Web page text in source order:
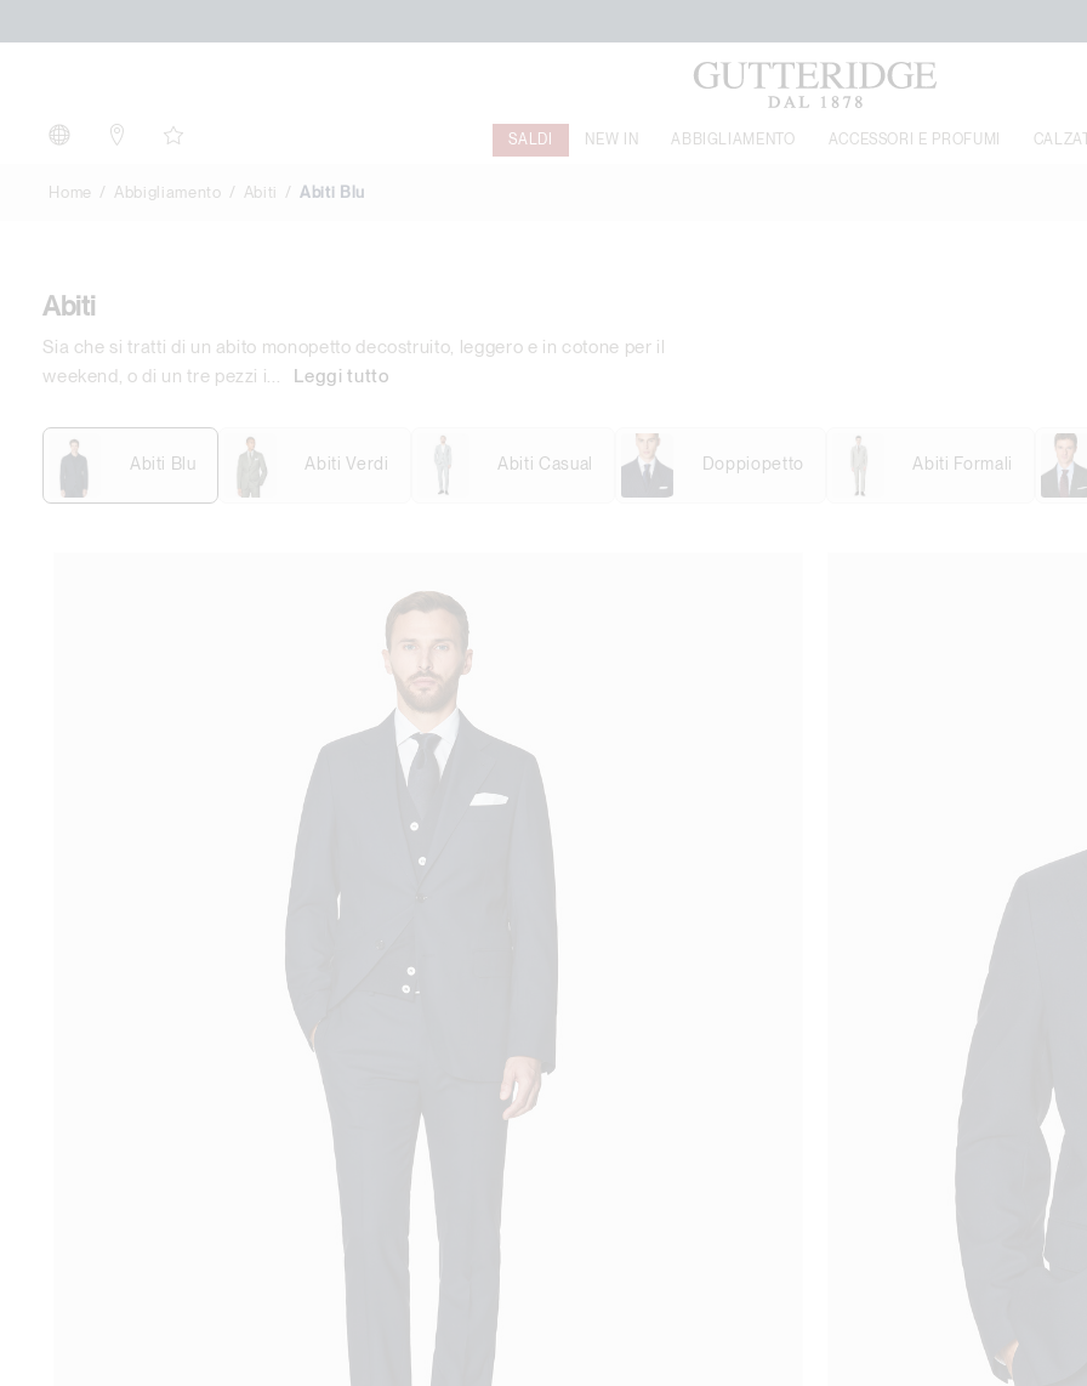
SALDI NEW IN ABBIGLIAMENTO ACCESSORI E PROFUMI
Home Abbigliamento Abiti Abiti Blu
Abiti
Sia che si tratti di un abito monopetto decostruito, leggero e in cotone per il
weekend, o di un tre pezzi i... Leggi tutto
Abiti Blu Abiti Verdi Abiti Casual Doppiopetto Abiti Formali